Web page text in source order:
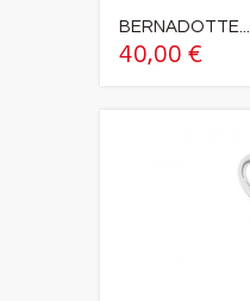
BERNADOTTE...
40,00 €